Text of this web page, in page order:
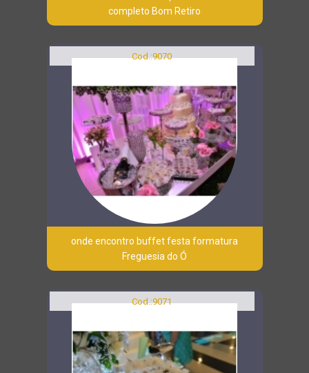
completo Bom Retiro
Cod.:9070
onde encontro buffet festa formatura
Freguesia do Ó
Cod.:9071